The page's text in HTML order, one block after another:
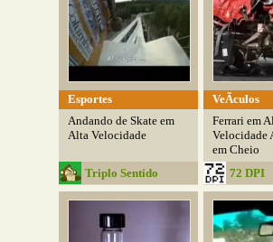
Esportes
Andando de Skate em
Alta Velocidade
Triplo Sentido
VeÃ­culos
Ferrari em
Velocidade
em Cheio
72 DPI